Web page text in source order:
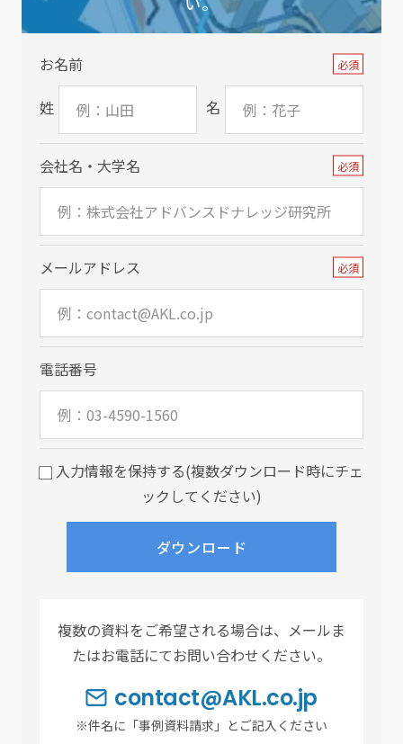
お名前 必須
姓 名
会社名・大学名 必須
メールアドレス 必須
電話番号
入力情報を保持する(複数ダウンロード時にチェ
ックしてください)
複数の資料をご希望される場合は、メールま
たはお電話にてお問い合わせください。
contact@AKL.co.jp
※件名に「事例資料請求」とご記入ください